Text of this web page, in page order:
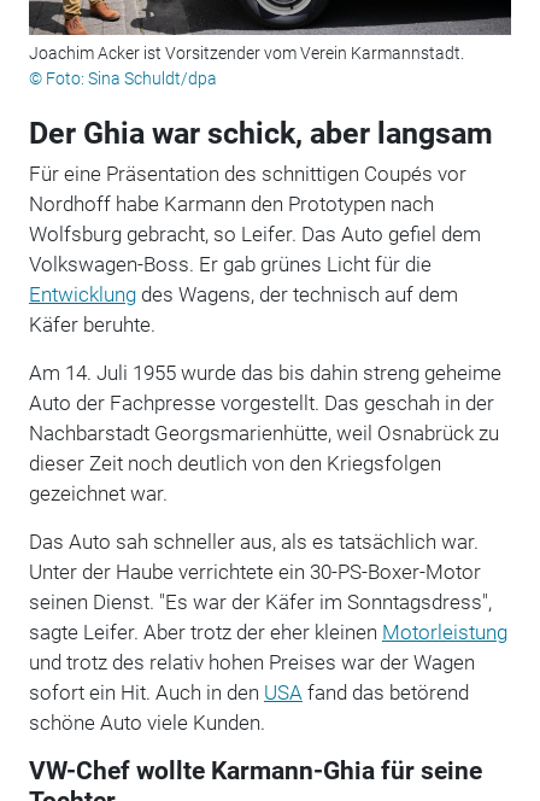
Joachim Acker ist Vorsitzender vom Verein Karmannstadt.
© Foto: Sina Schuldt/dpa
Der Ghia war schick, aber langsam
Für eine Präsentation des schnittigen Coupés vor
Nordhoff habe Karmann den Prototypen nach
Wolfsburg gebracht, so Leifer. Das Auto gefiel dem
Volkswagen-Boss. Er gab grünes Licht für die
Entwicklungdes Wagens, der technisch auf dem
Käfer beruhte.
Am 14. Juli 1955 wurde das bis dahin streng geheime
Auto der Fachpresse vorgestellt. Das geschah in der
Nachbarstadt Georgsmarienhütte, weil Osnabrück zu
dieser Zeit noch deutlich von den Kriegsfolgen
gezeichnet war.
Das Auto sah schneller aus, als es tatsächlich war.
Unter der Haube verrichtete ein 30-PS-Boxer-Motor
seinen Dienst. "Es war der Käfer im Sonntagsdress",
sagte Leifer. Aber trotz der eher kleinen Motorleistung
und trotz des relativ hohen Preises war der Wagen
sofort ein Hit. Auch in den USAfand das betörend
schöne Auto viele Kunden.
VW-Chef wollte Karmann-Ghia für seine